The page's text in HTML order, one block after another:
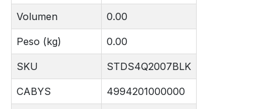
Volumen 0.00
Peso (kg) 0.00
SKU STDS4Q2007BLK
CABYS 4994201000000